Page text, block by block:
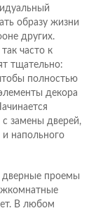
образу жизни
других.
часто к
тщательно:
полностью
декора
с замены дверей,
напольного
дверные проемы
В любом